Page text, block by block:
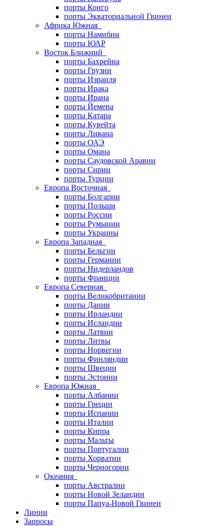
порты Конго
порты Экваториальной Гвинеи
Африка Южная
порты Намибии
порты ЮАР
Восток Ближний
порты Бахрейна
порты Грузии
порты Израиля
порты Ирака
порты Ирана
порты Йемена
порты Катара
порты Кувейта
порты Ливана
порты ОАЭ
порты Омана
порты Саудовской Аравии
порты Сирии
порты Турции
Европа Восточная
порты Болгарии
порты Польши
порты России
порты Румынии
порты Украины
Европа Западная
порты Бельгии
порты Германии
порты Нидерландов
порты Франции
Европа Северная
порты Великобритании
порты Дании
порты Ирландии
порты Исландии
порты Латвии
порты Литвы
порты Норвегии
порты Финляндии
порты Швеции
порты Эстонии
Европа Южная
порты Албании
порты Греции
порты Испании
порты Италии
порты Кипра
порты Мальты
порты Португалии
порты Хорватии
порты Черногории
Океания
порты Австралии
порты Новой Зеландии
порты Папуа-Новой Гвинеи
Линии
Запросы